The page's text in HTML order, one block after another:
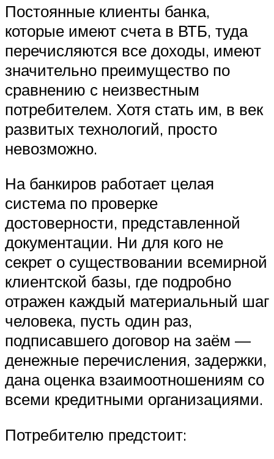
Постоянные клиенты банка,
которые имеют счета в ВТБ, туда
перечисляются все доходы, имеют
значительно преимущество по
сравнению с неизвестным
потребителем. Хотя стать им, в век
развитых технологий, просто
невозможно.
На банкиров работает целая
система по проверке
достоверности, представленной
документации. Ни для кого не
секрет о существовании всемирной
клиентской базы, где подробно
отражен каждый материальный шаг
человека, пусть один раз,
подписавшего договор на заём —
денежные перечисления, задержки,
дана оценка взаимоотношениям со
всеми кредитными организациями.
Потребителю предстоит: